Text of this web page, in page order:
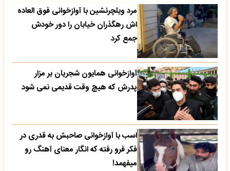
مرد ویلچرنشین با آوازخوانی فوق العاده
اش رهگذران خیابان را دور خودش
جمع کرد
آوازخوانی همایون شجریان بر مزار
پدرش که هیچ وقت قدیمی نمی شود
اسب با آوازخوانی صاحبش به قدری در
فکر فرو رفته که انگار معنای آهنگ رو
میفهمد!